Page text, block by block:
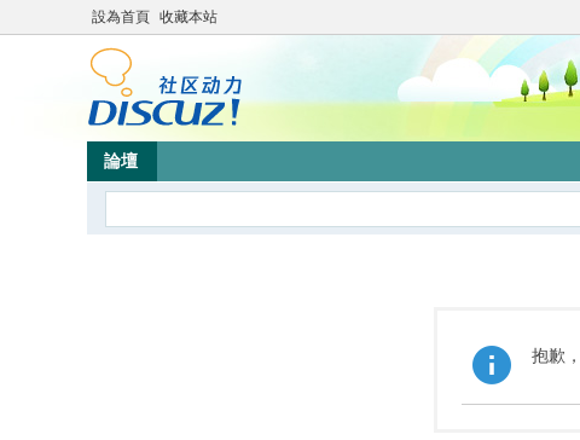
設為首頁 收藏本站
論壇
抱歉